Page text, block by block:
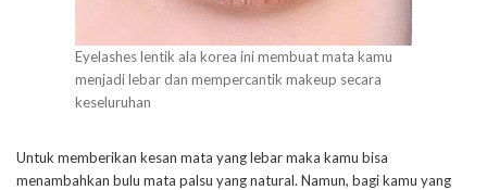
Eyelashes lentik ala korea ini membuat mata kamu
menjadi lebar dan mempercantik makeup secara
keseluruhan
Untuk memberikan kesan mata yang lebar maka kamu bisa
menambahkan bulu mata palsu yang natural. Namun, bagi kamu yang